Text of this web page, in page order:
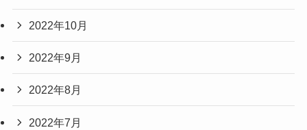
2022年10月
2022年9月
2022年8月
2022年7月